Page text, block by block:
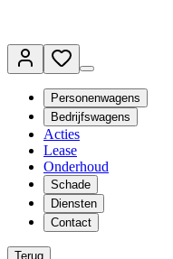
Personenwagens
Bedrijfswagens
Acties
Lease
Onderhoud
Schade
Diensten
Contact
Terug